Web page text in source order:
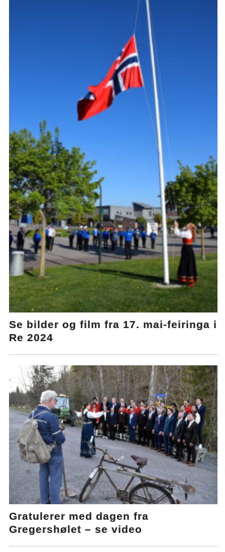
Se bilder og film fra 17. mai-feiringa i
Re 2024
Gratulerer med dagen fra
Gregershølet – se video